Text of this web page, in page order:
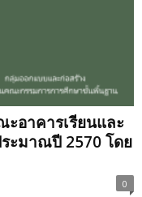
อาคารเรียนและ
ะมาณปี 2570 โดย
0